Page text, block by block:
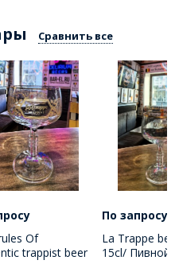
Сравнить все
Of
trappist beer
По запросу
La Trappe
15cl/ Пивной